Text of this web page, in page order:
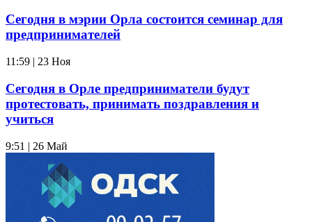
Сегодня в мэрии Орла состоится семинар для
предпринимателей
11:59 | 23 Ноя
Сегодня в Орле предприниматели будут
протестовать, принимать поздравления и
учиться
9:51 | 26 Май